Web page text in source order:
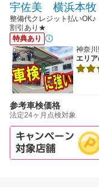
宇佐美 横浜本牧
整備代クレジット払い
割引あり★
特典あり
神奈
エリ
参考車検価格
法定24ヶ月点検対象